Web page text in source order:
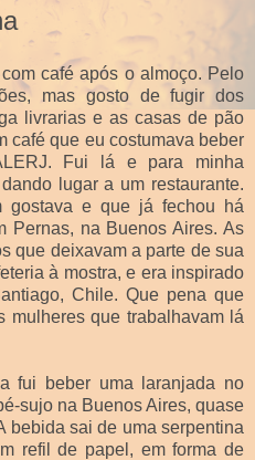
café após o almoço. Pelo
mas gosto de fugir dos
livrarias e as casas de pão
café que eu costumava beber
Fui lá e para minha
lugar a um restaurante.
gostava e que já fechou há
Pernas, na Buenos Aires. As
que deixavam a parte de sua
à mostra, e era inspirado
Chile. Que pena que
mulheres que trabalhavam lá
fui beber uma laranjada no
sujo na Buenos Aires, quase
bebida sai de uma serpentina
refil de papel, em forma de